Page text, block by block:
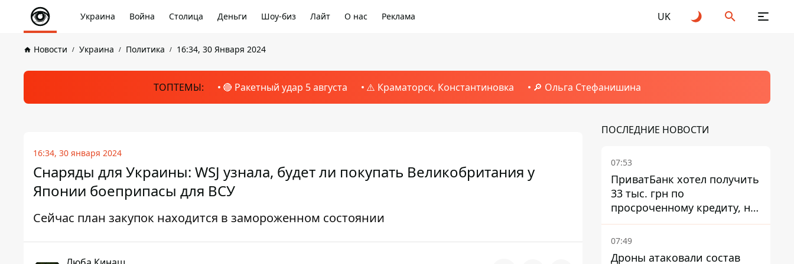
Украина Война Столица Деньги Шоу-биз Лайт О нас Реклама UK
Новости Украина Политика 16:34, 30 Января 2024
ТОПТЕМЫ: 🔴 Ракетный удар 5 августа ⚠️ Краматорск, Константиновка 🔎 Ольга Стефанишина
16:34, 30 января 2024
Снаряды для Украины: WSJ узнала, будет ли покупать Великобритания у
Японии боеприпасы для ВСУ
Сейчас план закупок находится в замороженном состоянии
ПОСЛЕДНИЕ НОВОСТИ
07:53
ПриватБанк хотел получить
33 тыс. грн по
просроченному кредиту, но
суд взыскал с должницы
только 22 тыс. грн
07:49
Дроны атаковали состав